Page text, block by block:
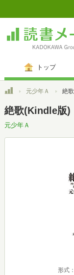
トップ
トップ元少年Ａ 絶歌
絶歌(Kindle版)
元少年Ａ
形式